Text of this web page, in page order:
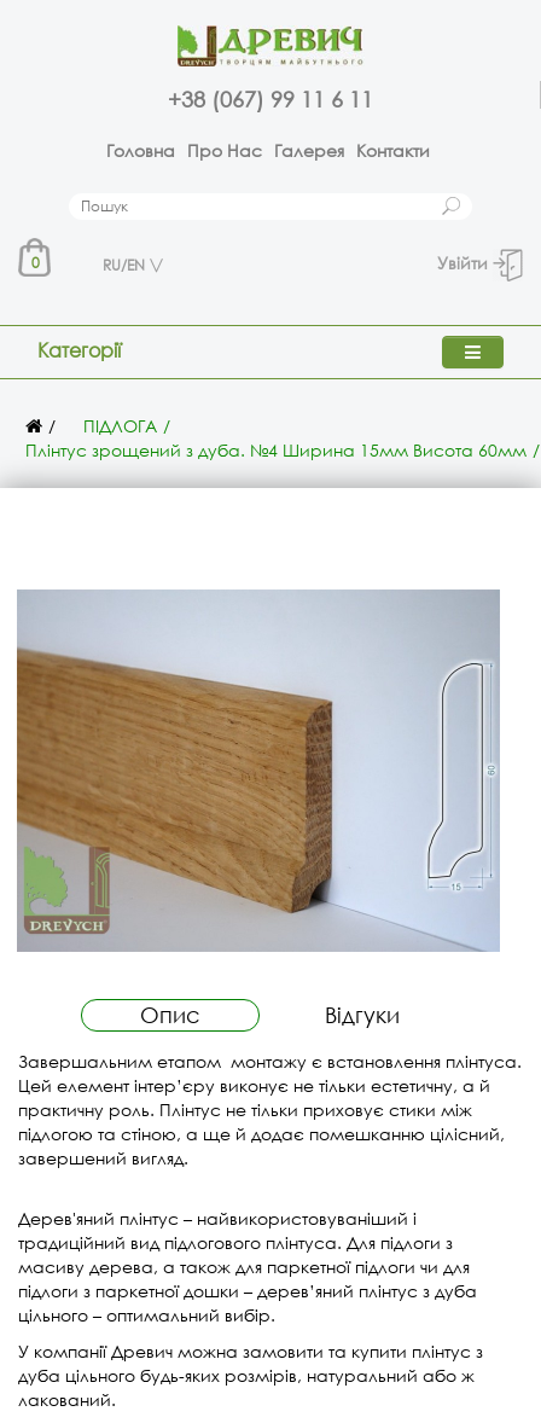
+38 (067) 99 11 6 11
Головна Про Нас Галерея Контакти
0 RU/EN Увійти
Категорії
ПІДЛОГА
Плінтус зрощений з дуба. №4 Ширина 15мм Висота 60мм
Опис Відгуки
Завершальним етапом монтажу є встановлення плінтуса.
Цей елемент інтер’єру виконує не тільки естетичну, а й
практичну роль. Плінтус не тільки приховує стики між
підлогою та стіною, а ще й додає помешканню цілісний,
завершений вигляд.
Дерев'яний плінтус – найвикористовуваніший і
традиційний вид підлогового плінтуса. Для підлоги з
масиву дерева, а також для паркетної підлоги чи для
підлоги з паркетної дошки – дерев’яний плінтус з дуба
цільного – оптимальний вибір.
У компанії Древич можна замовити та купити плінтус з
дуба цільного будь-яких розмірів, натуральний або ж
лакований.